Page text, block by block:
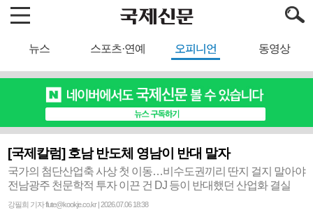
뉴스 스포츠·연예 오피니언 동영상
[국제칼럼] 호남 반도체 영남이 반대 말자
국가의 첨단산업축 사상 첫 이동…비수도권끼리 딴지 걸지 말아야
전남광주 천문학적 투자 이끈 건 DJ 등이 반대했던 산업화 결실
강필희 기자 flute@kookje.co.kr | 2026.07.06 18:38